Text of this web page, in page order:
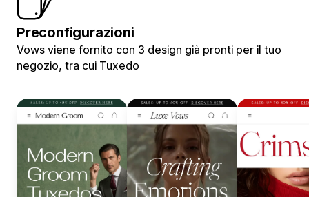
Preconfigurazioni
Vows viene fornito con 3 design già pronti per il tuo
negozio, tra cui Tuxedo